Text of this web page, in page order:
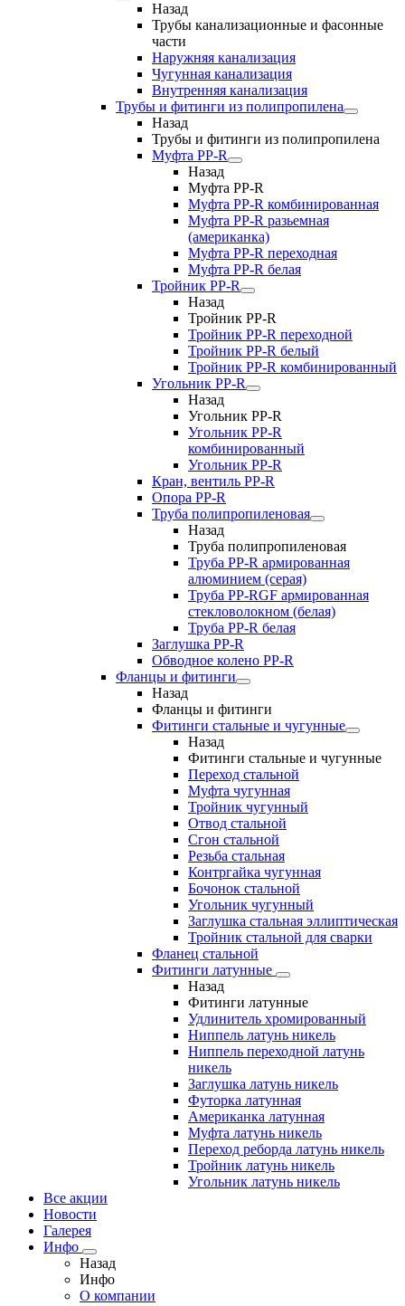
Назад
Трубы канализационные и фасонные
части
Наружняя канализация
Чугунная канализация
Внутренняя канализация
Трубы и фитинги из полипропилена
Назад
Трубы и фитинги из полипропилена
Муфта PP-R
Назад
Муфта PP-R
Муфта РР-R комбинированная
Муфта РР-R разьемная
(американка)
Муфта РР-R переходная
Муфта РР-R белая
Тройник PP-R
Назад
Тройник PP-R
Тройник РР-R переходной
Тройник РР-R белый
Тройник РР-R комбинированный
Угольник PP-R
Назад
Угольник PP-R
Угольник РР-R
комбинированный
Угольник РР-R
Кран, вентиль PP-R
Опора PP-R
Труба полипропиленовая
Назад
Труба полипропиленовая
Труба PP-R армированная
алюминием (серая)
Труба PP-RGF армированная
стекловолокном (белая)
Труба РР-R белая
Заглушка PP-R
Обводное колено PP-R
Фланцы и фитинги
Назад
Фланцы и фитинги
Фитинги стальные и чугунные
Назад
Фитинги стальные и чугунные
Переход стальной
Муфта чугунная
Тройник чугунный
Отвод стальной
Сгон стальной
Резьба стальная
Контргайка чугунная
Бочонок стальной
Угольник чугунный
Заглушка стальная эллиптическая
Тройник стальной для сварки
Фланец стальной
Фитинги латунные
Назад
Фитинги латунные
Удлинитель хромированный
Ниппель латунь никель
Ниппель переходной латунь
никель
Заглушка латунь никель
Футорка латунная
Американка латунная
Муфта латунь никель
Переход реборда латунь никель
Тройник латунь никель
Угольник латунь никель
Все акции
Новости
Галерея
Инфо
Назад
Инфо
О компании